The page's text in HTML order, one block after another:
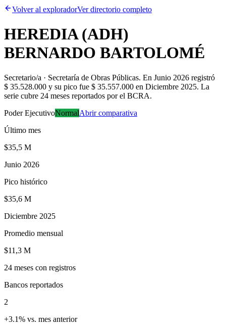
Volver al exploradorVer directorio completo
HEREDIA (ADH)
BERNARDO BARTOLOMÉ
Secretario/a · Secretaría de Obras Públicas. En Junio 2026 registró
$ 35.528.000 y su pico fue $ 35.557.000 en Diciembre 2025. La
serie cubre 24 meses reportados por el BCRA.
Poder EjecutivoNormalAbrir comparativa
Último mes
$35,5 M
Junio 2026
Pico histórico
$35,6 M
Diciembre 2025
Promedio mensual
$11,3 M
24 meses con registros
Bancos reportados
2
+3.1% vs. mes anterior